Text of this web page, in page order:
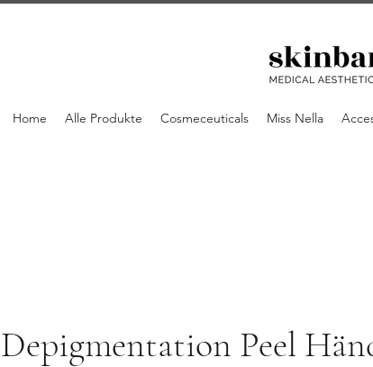
Home Alle Produkte Cosmeceuticals Miss Nella
Depigmentation Peel